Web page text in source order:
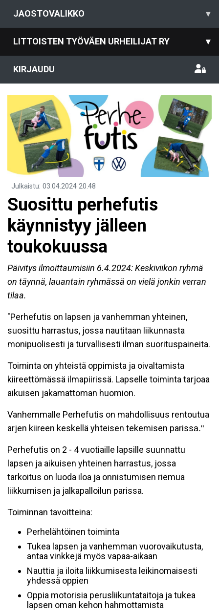
JAOSTOVALIKKO ▾
LITTOISTEN TYÖVÄEN URHEILIJAT RY ▾
KIRJAUDU
Julkaistu: 03.04.2024 20.48
Suosittu perhefutis
käynnistyy jälleen
toukokuussa
Päivitys ilmoittaumisiin 6.4.2024: Keskiviikon ryhmä
on täynnä, lauantain ryhmässä on vielä jonkin verran
tilaa.
"Perhefutis on lapsen ja vanhemman yhteinen,
suosittu harrastus, jossa nautitaan liikunnasta
monipuolisesti ja turvallisesti ilman suorituspaineita.
Toiminta on yhteistä oppimista ja oivaltamista
kiireettömässä ilmapiirissä. Lapselle toiminta tarjoaa
aikuisen jakamattoman huomion.
Vanhemmalle Perhefutis on mahdollisuus rentoutua
arjen kiireen keskellä yhteisen tekemisen parissa."
Perhefutis on 2 - 4 vuotiaille lapsille suunnattu
lapsen ja aikuisen yhteinen harrastus, jossa
tarkoitus on luoda iloa ja onnistumisen riemua
liikkumisen ja jalkapalloilun parissa.
Toiminnan tavoitteina:
Perhelähtöinen toiminta
Tukea lapsen ja vanhemman vuorovaikutusta,
antaa vinkkejä myös vapaa-aikaan
Nauttia ja iloita liikkumisesta leikinomaisesti
yhdessä oppien
Oppia motorisia perusliikuntataitoja ja tukea
lapsen oman kehon hahmottamista